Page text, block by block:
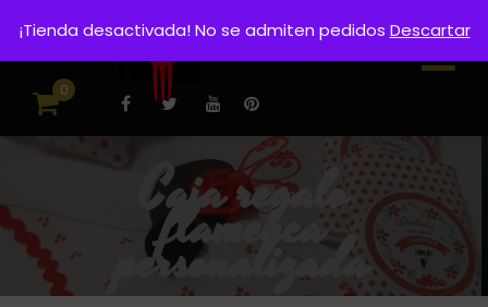
0
Caja regalo
flamenca
personalizada
¡Tienda desactivada! No se admiten pedidos Descartar